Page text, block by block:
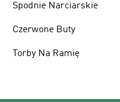
Spodnie Narciarskie
Czerwone Buty
Torby Na Ramię